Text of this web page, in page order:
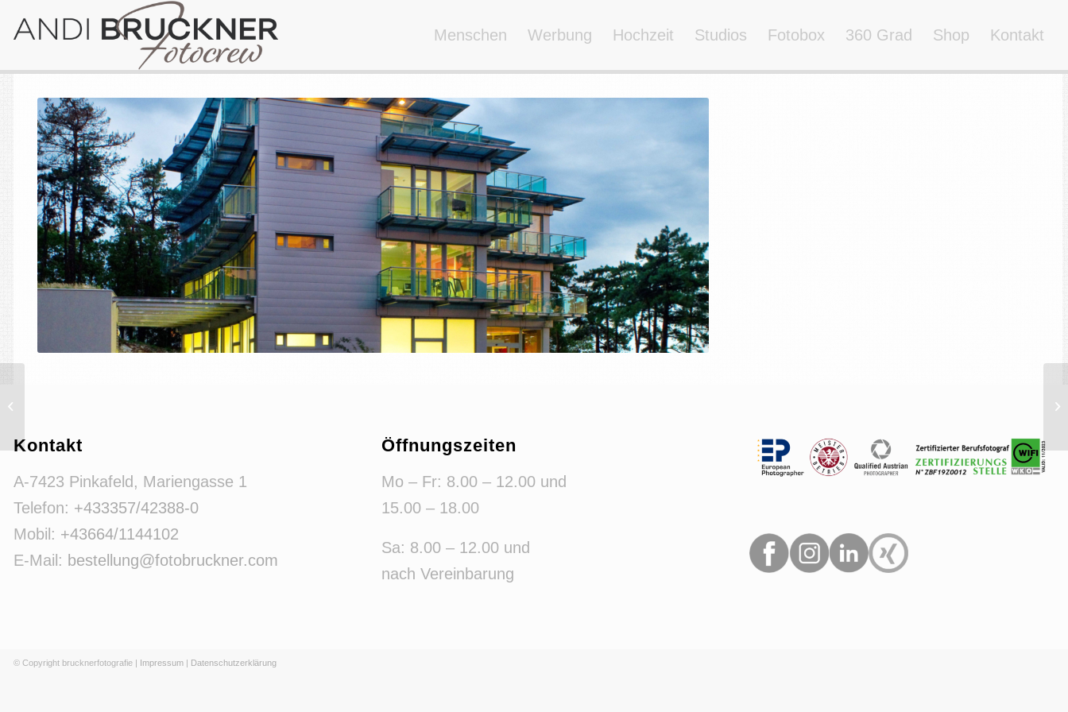
Menschen Werbung Hochzeit Studios Fotobox 360 Grad Shop Kontakt
Kontakt
A-7423 Pinkafeld, Mariengasse 1
Telefon: +433357/42388-0
Mobil: +43664/1144102
E-Mail: bestellung@fotobruckner.com
Öffnungszeiten
Mo – Fr: 8.00 – 12.00 und
15.00 – 18.00
Sa: 8.00 – 12.00 und
nach Vereinbarung
© Copyright brucknerfotografie | Impressum Datenschutzerklärung